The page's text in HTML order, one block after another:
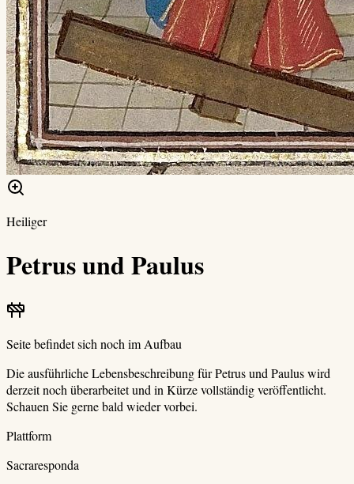
Heiliger
Petrus und Paulus
Seite befindet sich noch im Aufbau
Die ausführliche Lebensbeschreibung fürPetrus und Pauluswird
derzeit noch überarbeitet und in Kürze vollständig veröffentlicht.
Schauen Sie gerne bald wieder vorbei.
Plattform
Sacraresponda